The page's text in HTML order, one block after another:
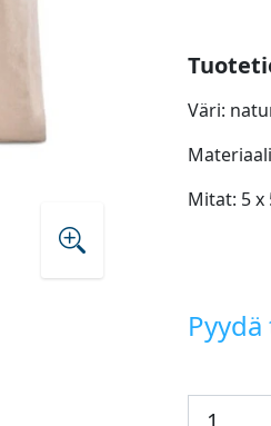
Väri:
Mitat: 5 x